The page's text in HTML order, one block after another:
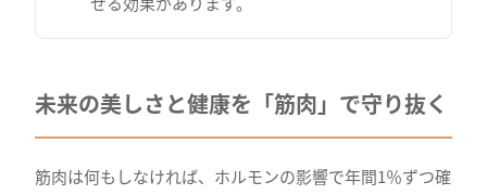
未来の美しさと健康を「筋肉」で守り抜く
筋肉は何もしなければ、ホルモンの影響で年間1％ずつ確